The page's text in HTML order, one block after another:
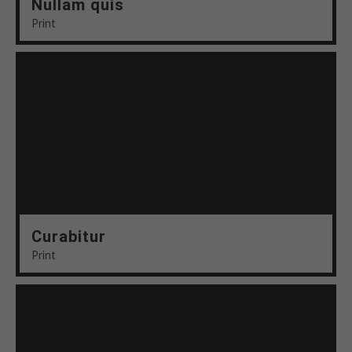
Nullam quis
Print
Curabitur
Print